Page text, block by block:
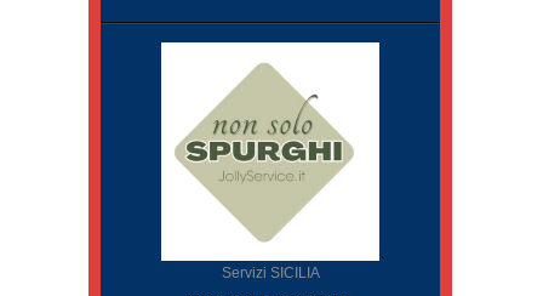
Servizi SICILIA